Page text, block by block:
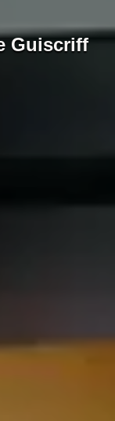
Guiscriff